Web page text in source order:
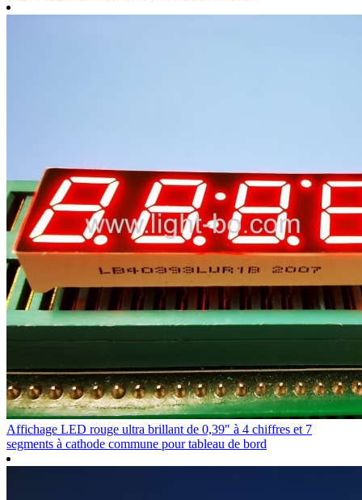
Affichage LED rouge ultra brillant de 0,39" à 4 chiffres et 7
segments à cathode commune pour tableau de bord